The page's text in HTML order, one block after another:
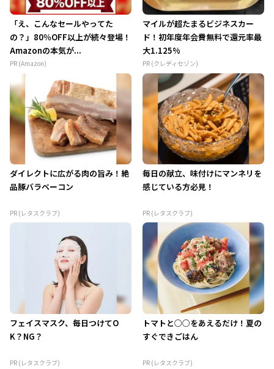
「え、こんなセールやってた
の？」80％OFF以上が続々登場！
Amazonの本気が...
PR (Amazon)
マイルが超たまるビジネスカー
ド！初年度年会費無料で還元率最
大1.125%
PR (クレディセゾン)
ダイレクトに広がる肉の旨み！絶
品豚バラベーコン
PR (レタスクラブ)
毎日の献立、味付けにマンネリを
感じている方必見！
PR (レタスクラブ)
フェイスマスク、毎日つけてO
K？NG？
PR (レタスクラブ)
トマトと○○をあえるだけ！夏の
すぐできごはん
PR (レタスクラブ)